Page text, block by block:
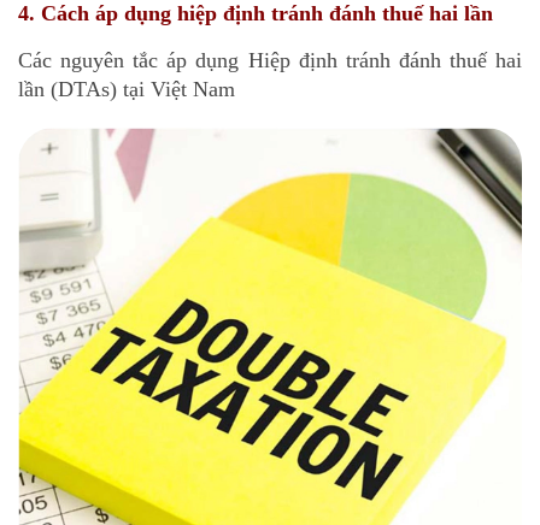
4. Cách áp dụng hiệp định tránh đánh thuế hai lần
Các nguyên tắc áp dụng Hiệp định tránh đánh thuế hai
lần (DTAs) tại Việt Nam